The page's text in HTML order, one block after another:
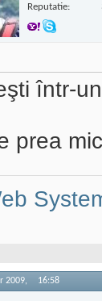
Reputatie:
într-
prea
2009, 16:58